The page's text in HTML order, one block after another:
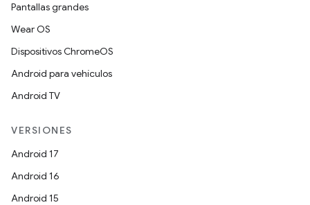
Pantallas grandes
Wear OS
Dispositivos ChromeOS
Android para vehículos
Android TV
VERSIONES
Android 17
Android 16
Android 15